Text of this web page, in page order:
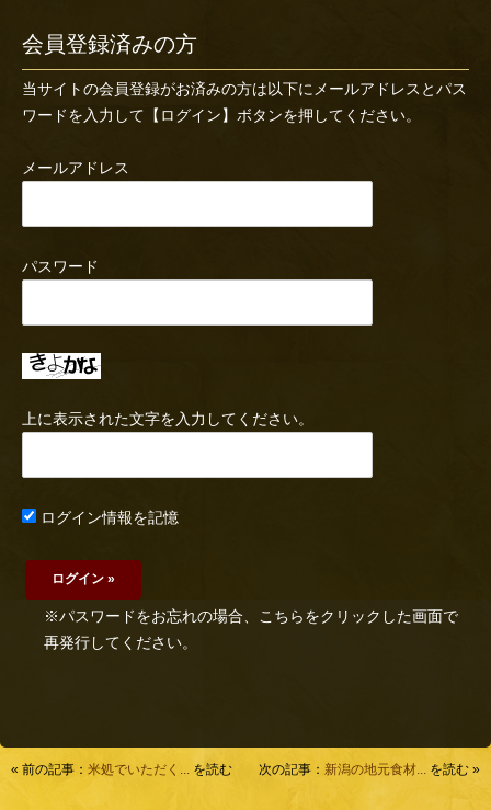
会員登録済みの方
当サイトの会員登録がお済みの方は以下にメールアドレスとパス
ワードを入力して【ログイン】ボタンを押してください。
メールアドレス
パスワード
上に表示された文字を入力してください。
ログイン情報を記憶
※パスワードをお忘れの場合、こちらをクリックした画面で
再発行してください。
« 前の記事： 米処でいただく... を読む 次の記事： 新潟の地元食材... を読む »